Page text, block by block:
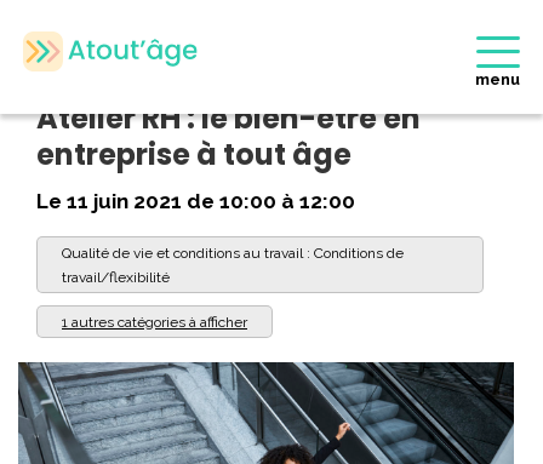
menu
Accueil > Evènements > Atelier RH : le bien-être en entreprise à
tout âge
Atelier RH : le bien-être en
entreprise à tout âge
Le 11 juin 2021 de 10:00 à 12:00
Qualité de vie et conditions au travail : Conditions de
travail/flexibilité
1 autres catégories à afficher